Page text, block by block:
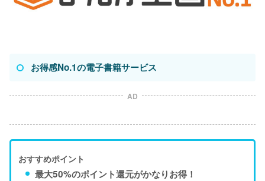
お得感No.1の電子書籍サービス
AD
おすすめポイント
最大50%のポイント還元がかなりお得！